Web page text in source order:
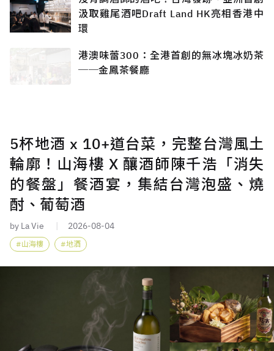
汲取雞尾酒吧Draft Land HK亮相香港中
環
港澳味蕾300：全港首創的無冰塊冰奶茶
──金鳳茶餐廳
5杯地酒 x 10+道台菜，完整台灣風土
輪廓！山海樓 X 釀酒師陳千浩「消失
的餐盤」餐酒宴，集結台灣泡盛、燒
酎、葡萄酒
by La Vie 2026-08-04
山海樓 地酒